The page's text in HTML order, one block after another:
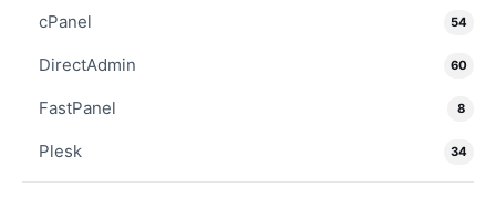
cPanel 54
DirectAdmin 60
FastPanel 8
Plesk 34